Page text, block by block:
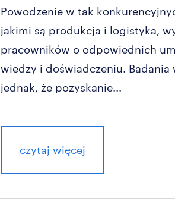
Powodzenie w tak
jakimi są produkcja i logistyka,
pracowników o odpowiednich
wiedzy i doświadczeniu. Badania
jednak, że pozyskanie...
czytaj więcej